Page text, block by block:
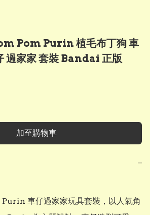
Pom Purin 植毛布丁狗 車
過家家 套裝 Bandai 正版
加至購物車
−
車仔過家家玩具套裝，以人氣角